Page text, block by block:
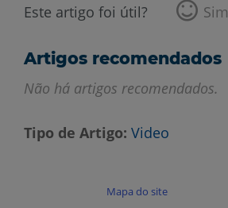
Este artigo foi útil? Sim
Artigos recomendados
Não há artigos recomendados.
Tipo de Artigo Video
Mapa do site